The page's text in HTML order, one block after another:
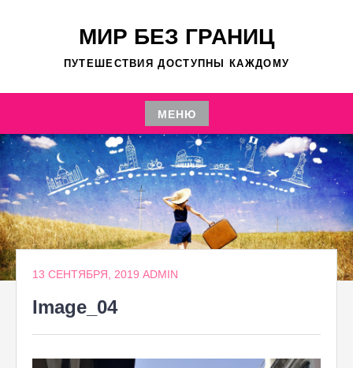
МИР БЕЗ ГРАНИЦ
ПУТЕШЕСТВИЯ ДОСТУПНЫ КАЖДОМУ
МЕНЮ
Перейти
к
содержимому
13 СЕНТЯБРЯ, 2019 ADMIN
Image_04